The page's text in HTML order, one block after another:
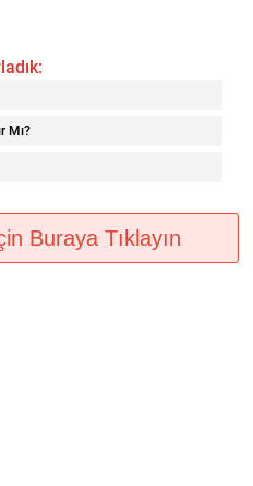
Mı?
Buraya Tıklayın